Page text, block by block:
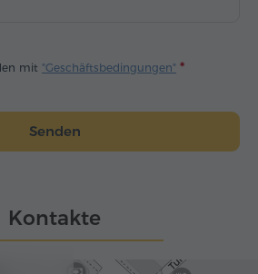
mit "Geschäftsbedingungen"
Senden
Kontakte